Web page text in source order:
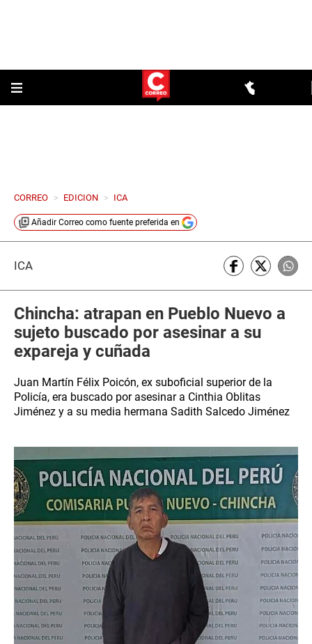
CORREO > EDICION > ICA
Añadir Correo como fuente preferida en
ICA
Chincha: atrapan en Pueblo Nuevo a
sujeto buscado por asesinar a su
expareja y cuñada
Juan Martín Félix Poicón, ex suboficial superior de la
Policía, era buscado por asesinar a Cinthia Oblitas
Jiménez y a su media hermana Sadith Salcedo Jiménez